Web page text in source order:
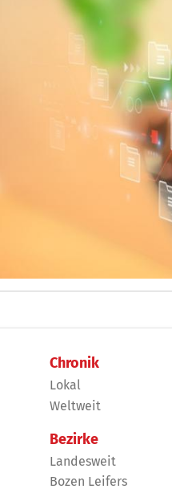
Chronik
Lokal
Weltweit
Bezirke
Landesweit
Bozen Leifers